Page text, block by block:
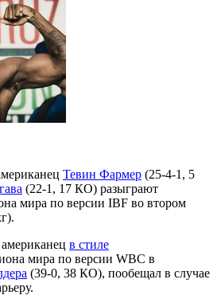
Тевин Фармер (25-4-1, 5
(22-1, 17 КО) разыграют
мира по версии IBF во втором
в стиле
мира по версии WBC в
(39-0, 38 КО), пообещал в случае